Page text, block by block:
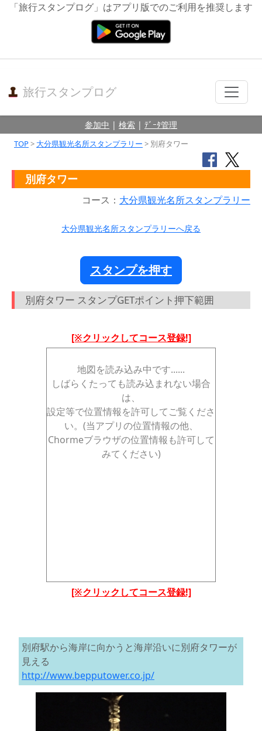
「旅行スタンプログ」はアプリ版でのご利用を推奨します
旅行スタンプログ
参加中 | 検索 | ﾃﾞｰﾀ管理
TOP> 大分県観光名所スタンプラリー > 別府タワー
別府タワー
コース： 大分県観光名所スタンプラリー
大分県観光名所スタンプラリーへ戻る
スタンプを押す
別府タワー スタンプGETポイント押下範囲
[※クリックしてコース登録!]
地図を読み込み中です......
しばらくたっても読み込まれない場合
は、
設定等で位置情報を許可してご覧くださ
い。(当アプリの位置情報の他、
Chormeブラウザの位置情報も許可して
みてください)
[※クリックしてコース登録!]
別府駅から海岸に向かうと海岸沿いに別府タワーが
見える
http://www.bepputower.co.jp/